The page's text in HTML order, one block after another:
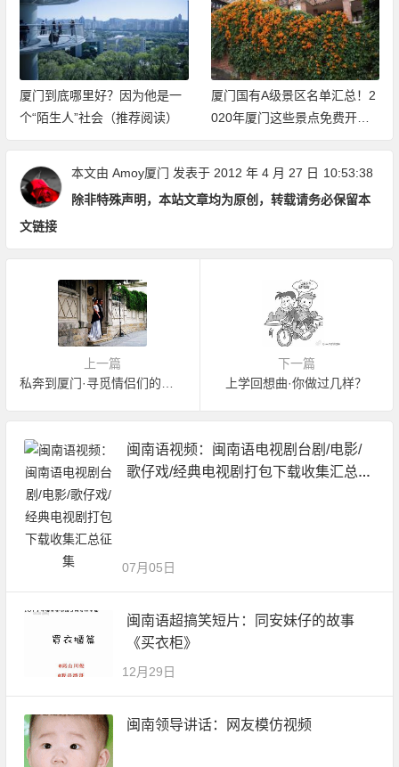
厦门到底哪里好？因为他是一
个“陌生人”社会（推荐阅读）
厦门国有A级景区名单汇总！2
020年厦门这些景点免费开放
（持续更新中）
本文由 Amoy厦门 发表于 2012 年 4 月 27 日 10:53:38
除非特殊声明，本站文章均为原创，转载请务必保留本
文链接
上一篇
下一篇
上学回想曲·你做过几样？
闽南语视频：闽南语电视剧台剧/电影/
歌仔戏/经典电视剧打包下载收集汇总征
07月05日
闽南语超搞笑短片：同安妹仔的故事
《买衣柜》
12月29日
闽南领导讲话：网友模仿视频